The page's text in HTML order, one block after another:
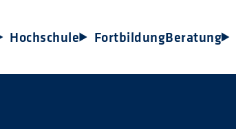
Hochschule FortbildungBeratung